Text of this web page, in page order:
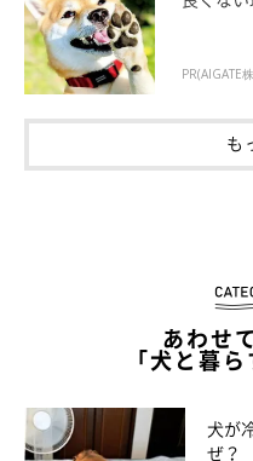
こうしよう！ 引っ
へその前
PR(AIGATE
も
あわせ
「犬と暮
犬が
ぜ？